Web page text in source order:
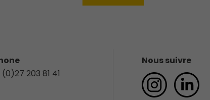
(0)27 203 81 41
Nous suivre